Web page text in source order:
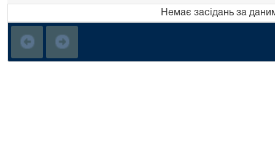
Немає засідань за